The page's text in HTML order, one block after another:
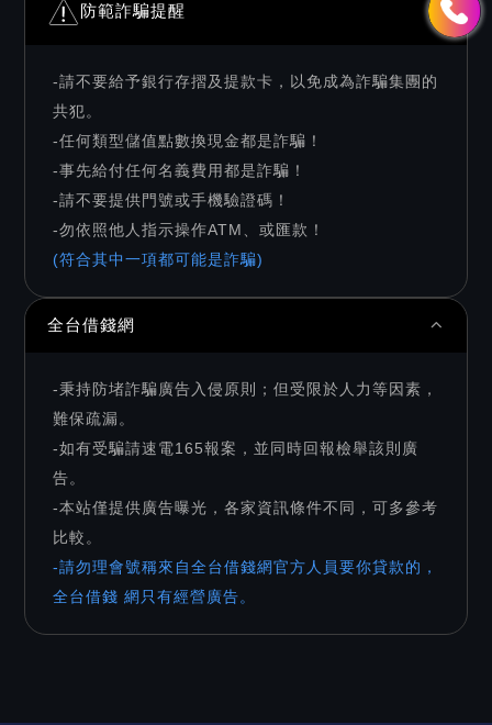
防範詐騙提醒
-請不要給予銀行存摺及提款卡，以免成為詐騙集團的
共犯。
-任何類型儲值點數換現金都是詐騙！
-事先給付任何名義費用都是詐騙！
-請不要提供門號或手機驗證碼！
-勿依照他人指示操作ATM、或匯款！
(符合其中一項都可能是詐騙)
全台借錢網
-秉持防堵詐騙廣告入侵原則；但受限於人力等因素，
難保疏漏。
-如有受騙請速電165報案，並同時回報檢舉該則廣
告。
-本站僅提供廣告曝光，各家資訊條件不同，可多參考
比較。
-請勿理會號稱來自全台借錢網官方人員要你貸款的，
全台借錢 網只有經營廣告。